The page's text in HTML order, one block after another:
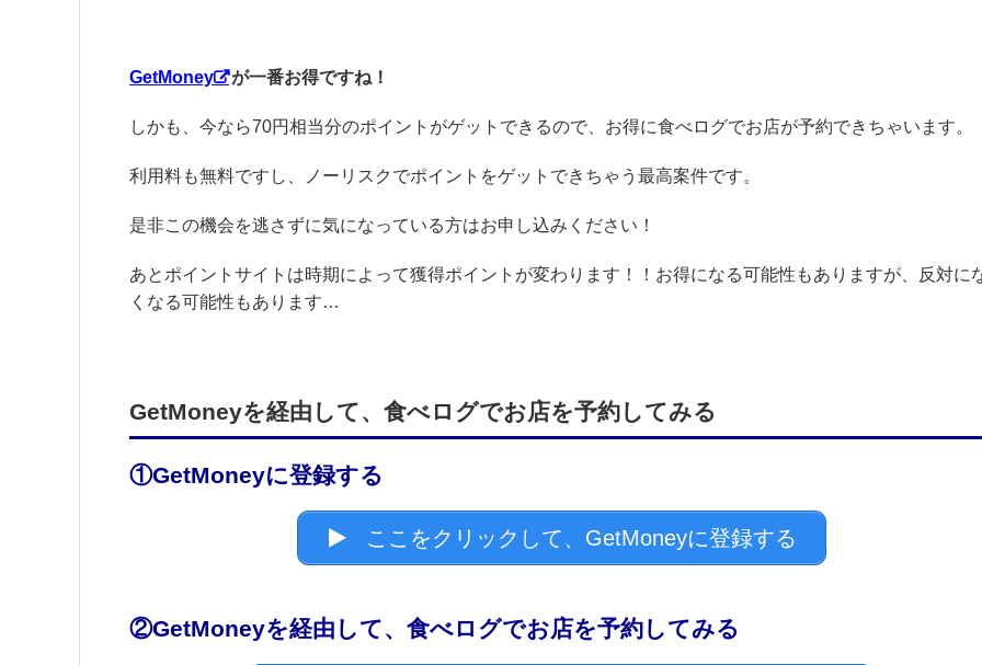
GetMoney が一番お得ですね！
しかも、今なら70円相当分のポイントがゲットできるので、お得に食べログでお店が予約できちゃいます。
利用料も無料ですし、ノーリスクでポイントをゲットできちゃう最高案件です。
是非この機会を逃さずに気になっている方はお申し込みください！
あとポイントサイトは時期によって獲得ポイントが変わります！！お得になる可能性もありますが、反対に
くなる可能性もあります…
GetMoneyを経由して、食べログでお店を予約してみる
①GetMoneyに登録する
ここをクリックして、GetMoneyに登録する
②GetMoneyを経由して、食べログでお店を予約してみる